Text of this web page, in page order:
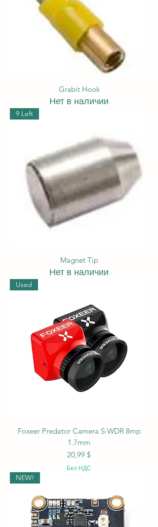
Grabit Hook
Нет в наличии
9 Left
Magnet Tip
Нет в наличии
Used
Foxeer Predator Camera S-WDR 8mp
1.7mm
Цена
20,99 $
Без НДС
NEW!